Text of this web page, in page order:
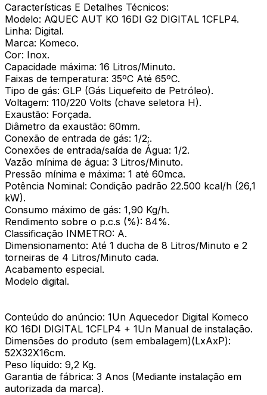
Características E Detalhes Técnicos:
Modelo: AQUEC AUT KO 16DI G2 DIGITAL 1CFLP4.
Linha: Digital.
Marca: Komeco.
Cor: Inox.
Capacidade máxima: 16 Litros/Minuto.
Faixas de temperatura: 35ºC Até 65ºC.
Tipo de gás: GLP (Gás Liquefeito de Petróleo).
Voltagem: 110/220 Volts (chave seletora H).
Exaustão: Forçada.
Diâmetro da exaustão: 60mm.
Conexão de entrada de gás: 1/2;.
Conexões de entrada/saída de Água: 1/2.
Vazão mínima de água: 3 Litros/Minuto.
Pressão mínima e máxima: 1 até 60mca.
Potência Nominal: Condição padrão 22.500 kcal/h (26,1
kW).
Consumo máximo de gás: 1,90 Kg/h.
Rendimento sobre o p.c.s (%): 84%.
Classificação INMETRO: A.
Dimensionamento: Até 1 ducha de 8 Litros/Minuto e 2
torneiras de 4 Litros/Minuto cada.
Acabamento especial.
Modelo digital.
Conteúdo do anúncio: 1Un Aquecedor Digital Komeco
KO 16DI DIGITAL 1CFLP4 + 1Un Manual de instalação.
Dimensões do produto (sem embalagem)(LxAxP):
52X32X16cm.
Peso líquido: 9,2 Kg.
Garantia de fábrica: 3 Anos (Mediante instalação em
autorizada da marca).